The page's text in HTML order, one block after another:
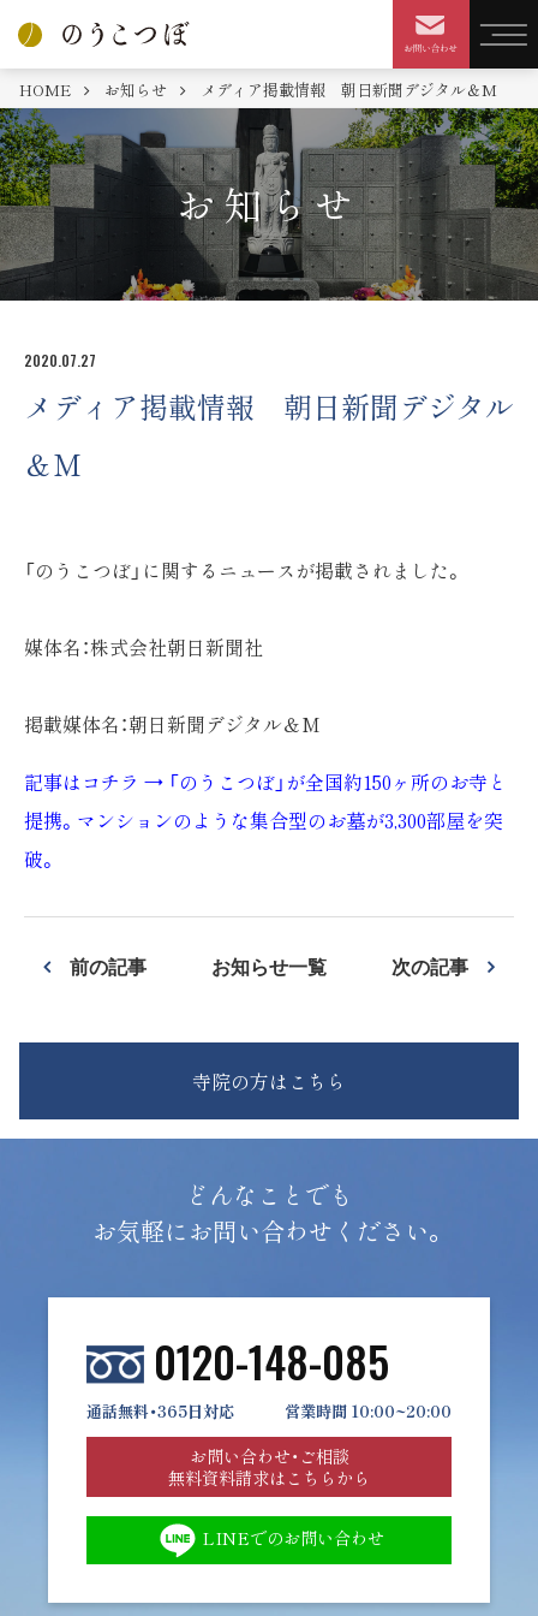
HOME お知らせ メディア掲載情報 朝日新聞デジタル＆M
お知らせ
2020.07.27
メディア掲載情報 朝日新聞デジタル
＆M
「のうこつぼ」に関するニュースが掲載されました。
媒体名：株式会社朝日新聞社
掲載媒体名：朝日新聞デジタル＆M
記事はコチラ → 「のうこつぼ」が全国約150ヶ所のお寺と
提携。マンションのような集合型のお墓が3,300部屋を突
破。
前の記事 お知らせ一覧 次の記事
寺院の方はこちら
どんなことでも
お気軽にお問い合わせください。
0120-148-085
通話無料・365日対応 営業時間 10:00~20:00
お問い合わせ・ご相談
無料資料請求はこちらから
LINEでのお問い合わせ